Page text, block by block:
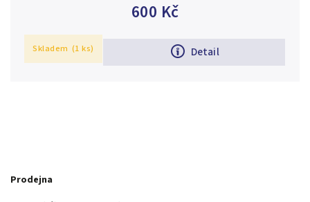
600 Kč
Detail
Skladem (1 ks)
Prodejna